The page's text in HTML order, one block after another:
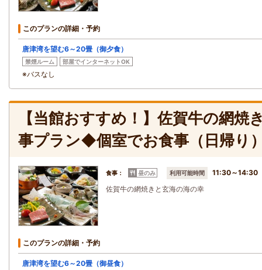
このプランの詳細・予約
唐津湾を望む6～20畳（御夕食）
禁煙ルーム 部屋でインターネットOK
※バスなし
【当館おすすめ！】佐賀牛の網焼
事プラン◆個室でお食事（日帰り
食事： 昼のみ 利用可能時間
11:30～14:30
佐賀牛の網焼きと玄海の海の幸
このプランの詳細・予約
唐津湾を望む6～20畳（御昼食）